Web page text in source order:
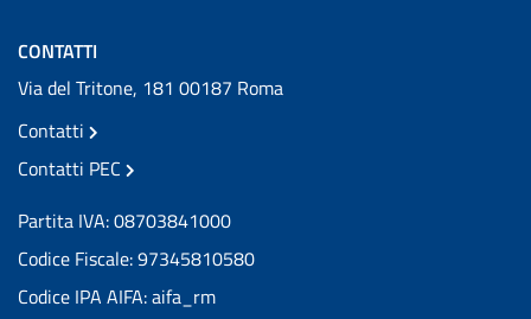
CONTATTI
Via del Tritone, 181 00187 Roma
Contatti
Contatti PEC
Partita IVA: 08703841000
Codice Fiscale: 97345810580
Codice IPA AIFA: aifa_rm